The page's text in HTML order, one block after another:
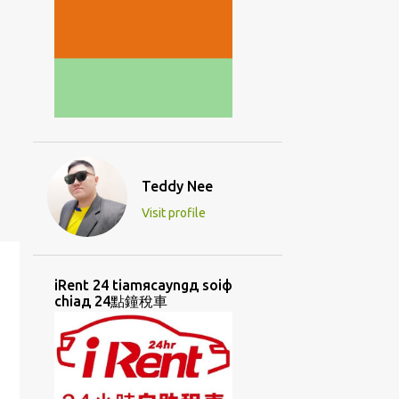
Teddy Nee
Visit profile
iRent 24 tiamяcayngд soiф
chiaд 24點鐘稅車